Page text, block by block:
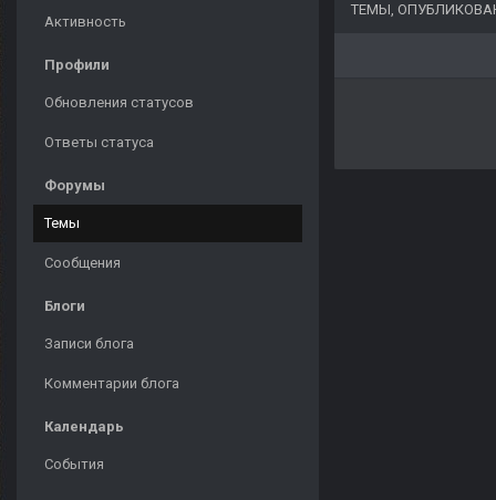
Активность
Профили
Обновления статусов
Ответы статуса
Форумы
Темы
Сообщения
Блоги
Записи блога
Комментарии блога
Календарь
События
ТЕМЫ,